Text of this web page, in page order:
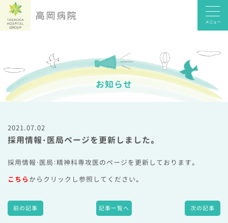
メニュー
お知らせ
2021.07.02
採用情報・医局ページを更新しました。
採用情報・医局：精神科専攻医のページを更新しております。
こちらからクリックし参照してください。
前の記事 次の記事
記事一覧へ